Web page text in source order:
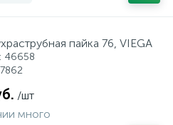
пайка 76, VIEGA
: 46658
/шт
много